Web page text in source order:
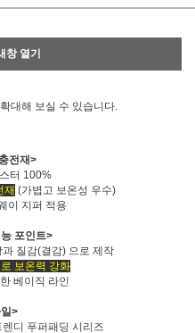
창 열기
대해 보실 수 있습니다.
전재>
터 100%
재 (가볍고 보온성 우수)
이 지퍼 적용
포인트>
질감(결감) 으로 제작
보온력 강화
베이직 라인
>
디 푸퍼패딩 시리즈